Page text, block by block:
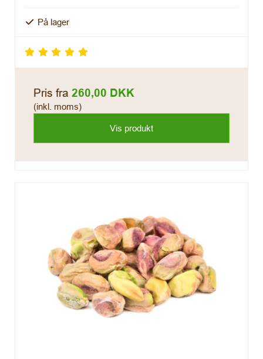
På lager
Pris fra 260,00 DKK
(inkl. moms)
Vis produkt